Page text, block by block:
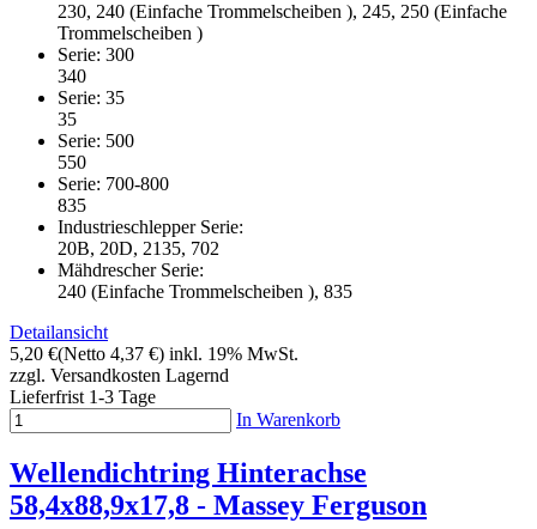
230, 240 (Einfache Trommelscheiben ), 245, 250 (Einfache
Trommelscheiben )
Serie: 300
340
Serie: 35
35
Serie: 500
550
Serie: 700-800
835
Industrieschlepper Serie:
20B, 20D, 2135, 702
Mähdrescher Serie:
240 (Einfache Trommelscheiben ), 835
Detailansicht
5,20 €(Netto 4,37 €) inkl. 19% MwSt.
zzgl. Versandkosten Lagernd
Lieferfrist 1-3 Tage
In Warenkorb
Wellendichtring Hinterachse
58,4x88,9x17,8 - Massey Ferguson